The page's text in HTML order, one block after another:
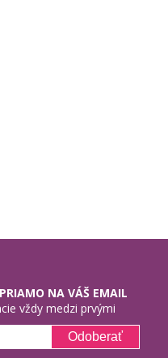
NA VÁŠ EMAIL
vždy medzi prvými
Odoberať